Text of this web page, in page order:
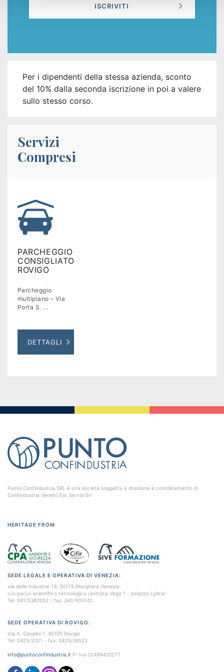
ISCRIVITI
Per i dipendenti della stessa azienda, sconto
del 10% dalla seconda iscrizione in poi a valere
sullo stesso corso.
Servizi
Compresi
PARCHEGGIO
CONSIGLIATO
ROVIGO
Parcheggio
multipiano – Via
Porta S. ...
DETTAGLI
Punto Confindustria SRL è una società soggetta a direzione e coordinamento di
Confindustria Veneto Est Servizi Srl
HERITAGE FROM
SEDE LEGALE E OPERATIVA DI VENEZIA:
via delle Industrie 19, 30175 Marghera-Venezia
c/o parco scientifico tecnologico (entrata Vega 1 - palazzo Lybra)
Tel: 041/5382052 - fax: 041/935142
SEDE OPERATIVA DI ROVIGO:
Via A. Casalini 1, 45100 Rovigo
Tel: 0425/2021 - fax: 0425/28522
info@puntoconfindustria.it P: Iva 02499420277